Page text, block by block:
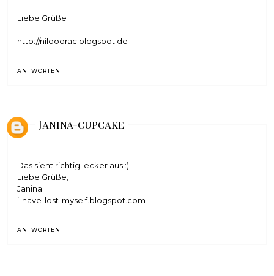
Liebe Grüße
http://nilooorac.blogspot.de
ANTWORTEN
Janina-cupcake
Das sieht richtig lecker aus!:)
Liebe Grüße,
Janina
i-have-lost-myself.blogspot.com
ANTWORTEN